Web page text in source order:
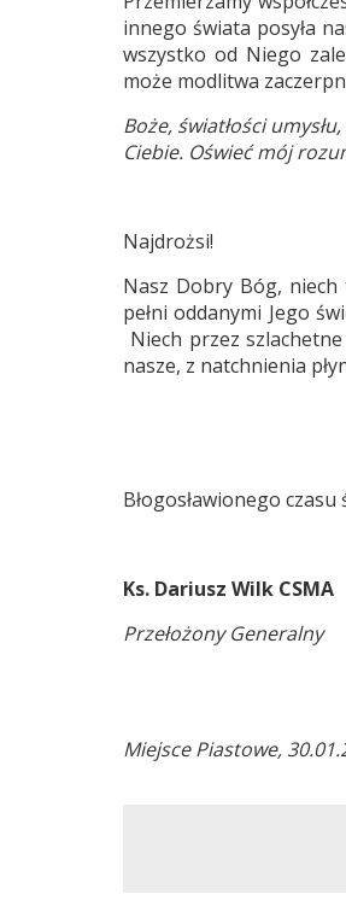
innego świata posyła
wszystko od Niego
może modlitwa
Boże, światłości
Ciebie. Oświeć mój
Najdrożsi!
Nasz Dobry Bóg, niech
pełni oddanymi Jego
Niech przez
nasze, z natchnienia
Błogosławionego
Ks. Dariusz Wilk CSMA
Przełożony Generalny
Miejsce Piastowe,